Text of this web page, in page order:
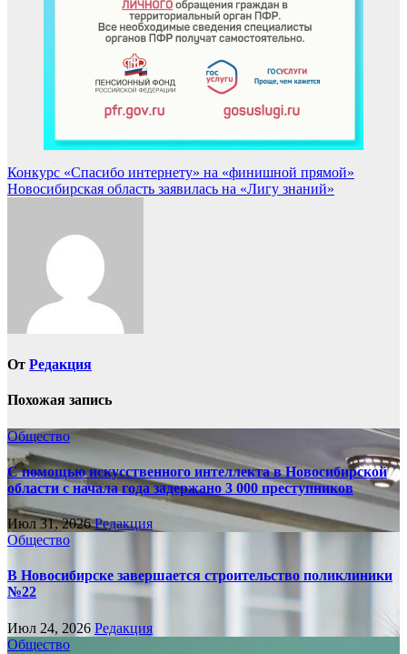
Навигация
по
Конкурс «Спасибо интернету» на «финишной прямой»
Новосибирская область заявилась на «Лигу знаний»
От Редакция
Похожая запись
Общество
С помощью искусственного интеллекта в Новосибирской
области с начала года задержано 3 000 преступников
Июл 31, 2026Редакция
Общество
В Новосибирске завершается строительство поликлиники
№22
Июл 24, 2026 Редакция
Общество